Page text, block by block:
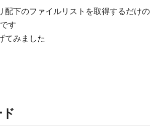
配下のファイルリストを取得するだけの
す
てみました